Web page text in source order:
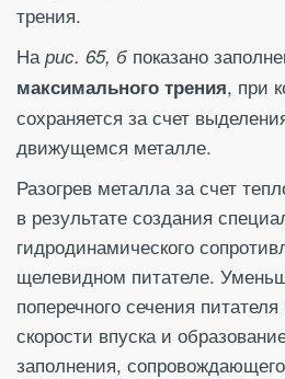
трения.
Нарис. 65, б показано
максимального трения, при
сохраняется за счет
движущемся металле.
Разогрев металла за счет
в результате создания
гидродинамического
щелевидном питателе.
поперечного сечения
скорости впуска и
заполнения,